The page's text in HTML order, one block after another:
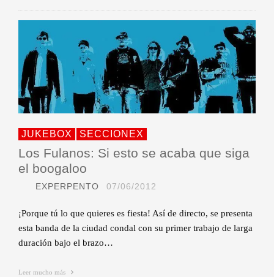
JUKEBOX SECCIONEX
Los Fulanos: Si esto se acaba que siga
el boogaloo
EXPERPENTO 07/06/2012
¡Porque tú lo que quieres es fiesta! Así de directo, se presenta
esta banda de la ciudad condal con su primer trabajo de larga
duración bajo el brazo…
Leer mucho más